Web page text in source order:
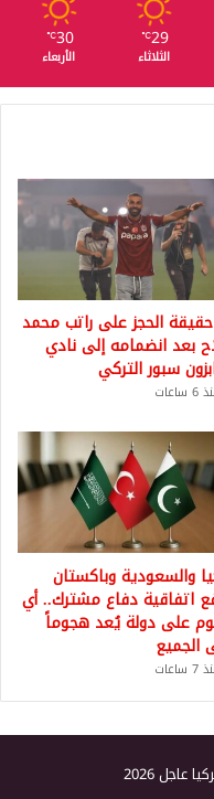
29
℃
الثلاثاء
30
℃
الأربعاء
الحجز على راتب محمد
بعد انضمامه إلى نادي
سبور التركي
ساعات
والسعودية وباكستان
اتفاقية دفاع مشترك.. أي
على دولة يُعد هجوماً
الجميع
ساعات
2026